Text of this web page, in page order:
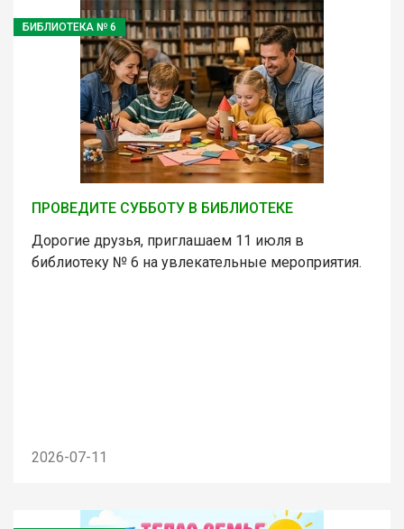
БИБЛИОТЕКА № 6
ПРОВЕДИТЕ СУББОТУ В БИБЛИОТЕКЕ
Дорогие друзья, приглашаем 11 июля в
библиотеку № 6 на увлекательные мероприятия.
2026-07-11